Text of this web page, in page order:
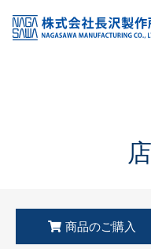
KSS加盟店・取扱店情報
店舗一覧
商品のご購入